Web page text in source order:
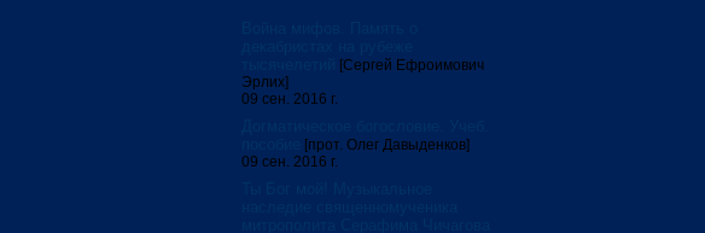
[Сергей Ефроимович
Эрлих]
09 сен. 2016 г.
[прот. Олег Давыденков]
09 сен. 2016 г.